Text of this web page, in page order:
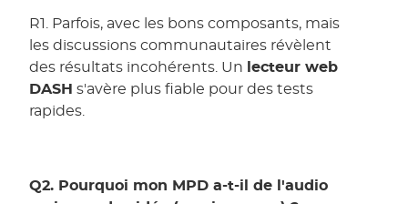
R1. Parfois, avec les bons composants, mais
les discussions communautaires révèlent
des résultats incohérents. Un
lecteur web
DASH s'avère plus fiable pour des tests
rapides.
Q2. Pourquoi mon MPD a-t-il de l'audio